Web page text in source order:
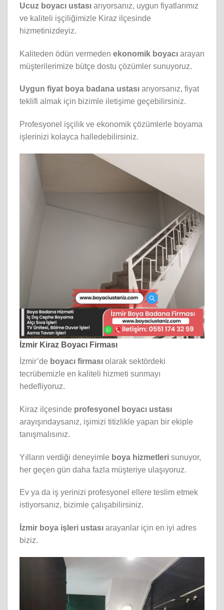
Ucuz boyacı ustası arıyorsanız, uygun fiyatlarımız
ve kaliteli işçiliğimizle Kiraz ilçesinde
hizmetinizdeyiz.
Kaliteden ödün vermeden ekonomik boyacı arayan
müşterilerimize bütçe dostu çözümler sunuyoruz.
Uygun fiyat boya badana ustası arıyorsanız, fiyat
teklifi almak için bizimle iletişime geçebilirsiniz.
Profesyonel işçilik ve ekonomik çözümlerle boyama
işlerinizi kolayca halledebilirsiniz.
İzmir Kiraz Boyacı Firması
İzmir’de boyacı firması olarak sektördeki
tecrübemizle en kaliteli hizmeti sunmayı
hedefliyoruz.
Kiraz ilçesinde profesyonel boyacı ustası
arayışındaysanız, işimizi titizlikle yapan bir ekiple
tanışmalısınız.
Yılların verdiği deneyimle boya hizmetleri sunuyor,
her geçen gün daha fazla müşteriye ulaşıyoruz.
Ev ya da iş yerinizi profesyonel ellere teslim etmek
istiyorsanız, bizimle çalışabilirsiniz.
İzmir boya işleri ustası arayanlar için en iyi adres
biziz.